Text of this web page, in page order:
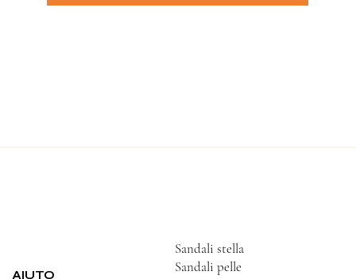
AIUTO
Sandali stella
Sandali pelle